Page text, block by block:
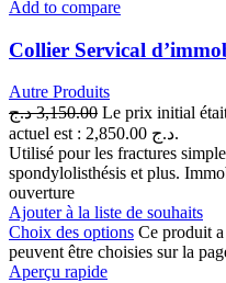
Add to compare
Collier Servical
Autre Produits
3,150.00 د.ج
actuel est : 2,850.00 د.ج.
Utilisé pour les fractures
spondylolisthésis et plus.
ouverture
Ajouter à la liste de souhaits
Choix des options Ce produit
peuvent être choisies sur la
Aperçu rapide